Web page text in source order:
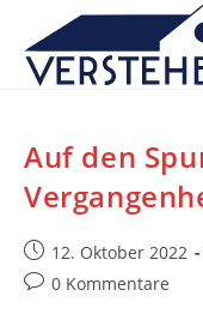
content
Auf den
Post
published:
12. Oktober 2022
Post0 Kommentare